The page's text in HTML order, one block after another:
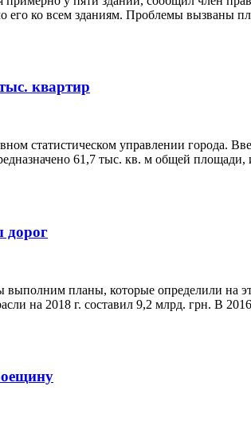
его ко всем зданиям. Проблемы вызваны
квартир
статистическом управлении города.
61,7 тыс. кв. м общей площади,
дорог
планы, которые определили на
на 2018 г. составил 9,2 млрд. грн. В